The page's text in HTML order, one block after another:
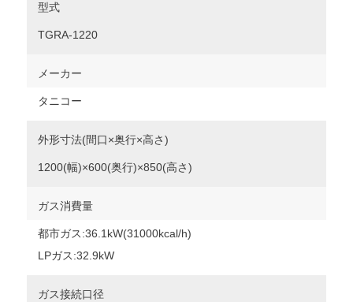
型式
TGRA-1220
メーカー
タニコー
外形寸法(間口×奥行×高さ)
1200(幅)×600(奥行)×850(高さ)
ガス消費量
都市ガス:36.1kW(31000kcal/h)
LPガス:32.9kW
ガス接続口径